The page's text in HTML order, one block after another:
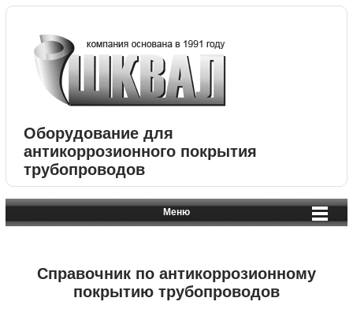
Оборудование для
антикоррозионного покрытия
трубопроводов
Меню
Справочник по антикоррозионному
покрытию трубопроводов